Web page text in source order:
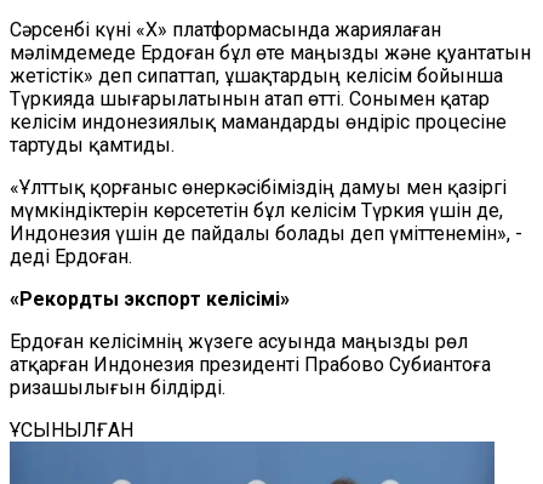
Сәрсенбі күні «X» платформасында жариялаған
мәлімдемеде Ердоған бұл өте маңызды және қуантатын
жетістік» деп сипаттап, ұшақтардың келісім бойынша
Түркияда шығарылатынын атап өтті. Сонымен қатар
келісім индонезиялық мамандарды өндіріс процесіне
тартуды қамтиды.
«Ұлттық қорғаныс өнеркәсібіміздің дамуы мен қазіргі
мүмкіндіктерін көрсететін бұл келісім Түркия үшін де,
Индонезия үшін де пайдалы болады деп үміттенемін», -
деді Ердоған.
«Рекордтық экспорт келісімі»
Ердоған келісімнің жүзеге асуында маңызды рөл
атқарған Индонезия президенті Прабово Субиантоға
ризашылығын білдірді.
ҰСЫНЫЛҒАН